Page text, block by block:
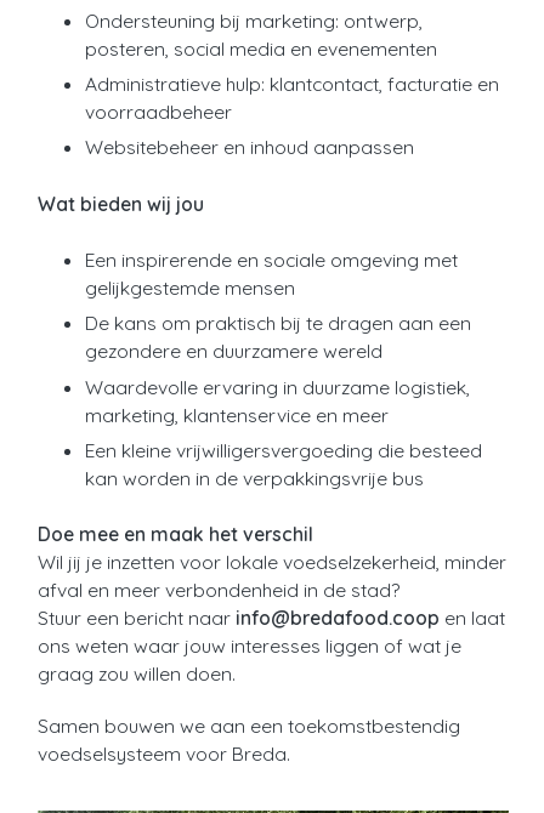
Ondersteuning bij marketing: ontwerp,
posteren, social media en evenementen
Administratieve hulp: klantcontact, facturatie en
voorraadbeheer
Websitebeheer en inhoud aanpassen
Wat bieden wij jou
Een inspirerende en sociale omgeving met
gelijkgestemde mensen
De kans om praktisch bij te dragen aan een
gezondere en duurzamere wereld
Waardevolle ervaring in duurzame logistiek,
marketing, klantenservice en meer
Een kleine vrijwilligersvergoeding die besteed
kan worden in de verpakkingsvrije bus
Doe mee en maak het verschil
Wil jij je inzetten voor lokale voedselzekerheid, minder
afval en meer verbondenheid in de stad?
Stuur een bericht naar info@bredafood.coop en laat
ons weten waar jouw interesses liggen of wat je
graag zou willen doen.
Samen bouwen we aan een toekomstbestendig
voedselsysteem voor Breda.